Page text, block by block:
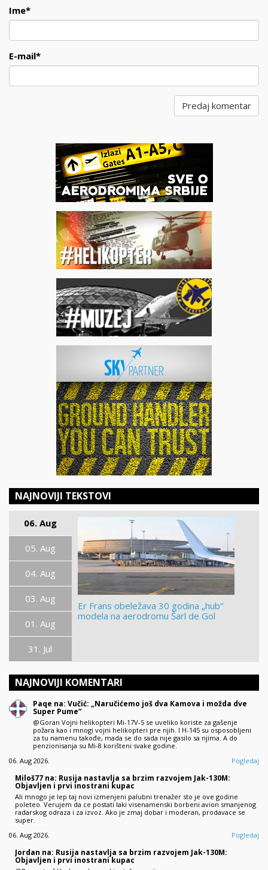
Ime*
E-mail*
NAJNOVIJI TEKSTOVI
06. Aug
05. Aug
04. Aug
03. Aug
01. Aug
31. Jul
Er Frans obeležava 30 godina „hub“
modela na aerodromu Šarl de Gol
NAJNOVIJI KOMENTARI
Paqe na: Vučić: „Naručićemo još dva Kamova i možda dve
Super Pume“
@Goran Vojni helikopteri Mi-17V-5 se uveliko koriste za gašenje
požara kao i mnogi vojni helikopteri pre njih. I H-145 su osposobljeni
za tu namenu takođe, mada se do sada nije gasilo sa njima. A do
penzionisanja su Mi-8 korišteni svake godine.
06. Aug 2026.
Pogledaj
Miloš77 na: Rusija nastavlja sa brzim razvojem Jak-130M:
Objavljen i prvi inostrani kupac
Ali mnogo je lep taj novi izmenjeni palubni trenažer sto je ove godine
poleteo. Verujem da ce postati laki visenamenski borbeni avion smanjenog
radarskog odraza i za izvoz. Ako je zmaj dobar i moderan, prodavace se
super.
06. Aug 2026.
Pogledaj
Jordan na: Rusija nastavlja sa brzim razvojem Jak-130M:
Objavljen i prvi inostrani kupac